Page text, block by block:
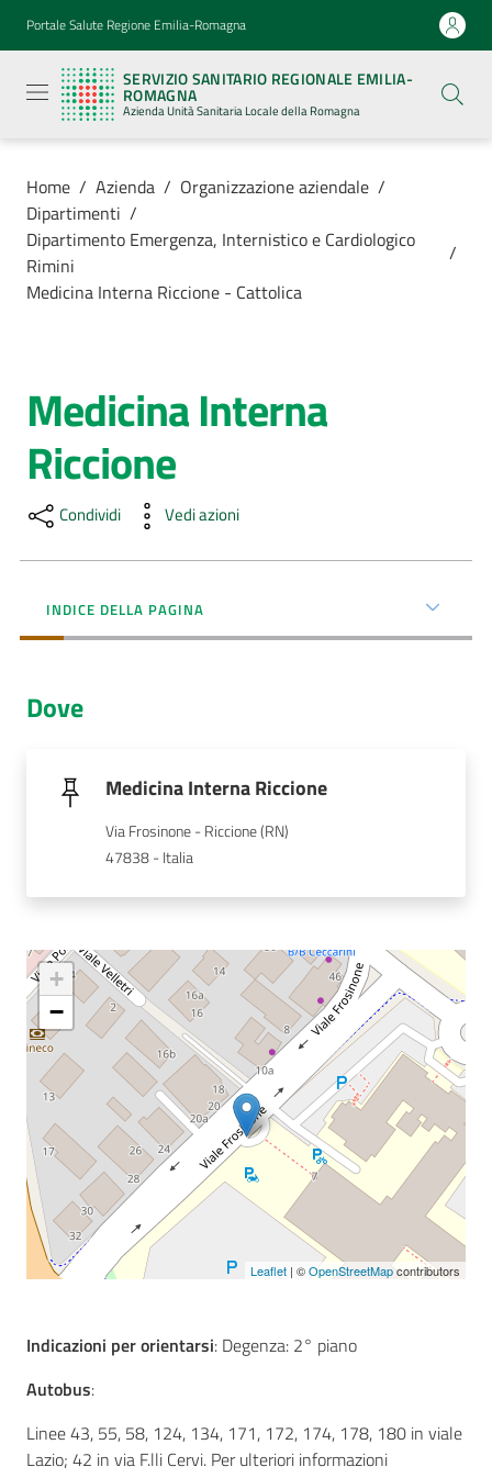
Vai al contenuto
Vai alla navigazione
Vai al footer
Portale Salute Regione Emilia-Romagna
SERVIZIO SANITARIO REGIONALE EMILIA-
ROMAGNA
Azienda Unità Sanitaria Locale della Romagna
Sanitario
Regionale
Emilia-
Romagna
Azienda
Sanitaria
Locale della
Romagna
Azienda
Luoghi
di
cura
AUSL
Comunica
Servizi
e
Concorsi
Seguici
Home / Azienda / Organizzazione aziendale /
Dipartimenti /
Dipartimento Emergenza, Internistico e Cardiologico
Rimini
/
Medicina Interna Riccione - Cattolica
Salta al contenuto
Medicina Interna
Riccione
Condividi Vedi azioni
INDICE DELLA PAGINA
Dove
Medicina Interna Riccione
Via Frosinone - Riccione (RN)
47838 - Italia
+
−
Leaflet | ©OpenStreetMapcontributors
Indicazioni per orientarsi: Degenza: 2° piano
Autobus:
Linee 43, 55, 58, 124, 134, 171, 172, 174, 178, 180 in viale
Lazio; 42 in via F.lli Cervi. Per ulteriori informazioni